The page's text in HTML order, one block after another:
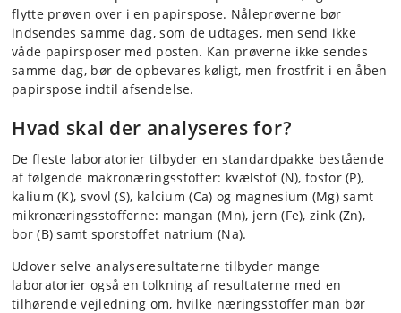
flytte prøven over i en papirspose. Nåleprøverne bør
indsendes samme dag, som de udtages, men send ikke
våde papirsposer med posten. Kan prøverne ikke sendes
samme dag, bør de opbevares køligt, men frostfrit i en åben
papirspose indtil afsendelse.
Hvad skal der analyseres for?
De fleste laboratorier tilbyder en standardpakke bestående
af følgende makronæringsstoffer: kvælstof (N), fosfor (P),
kalium (K), svovl (S), kalcium (Ca) og magnesium (Mg) samt
mikronæringsstofferne: mangan (Mn), jern (Fe), zink (Zn),
bor (B) samt sporstoffet natrium (Na).
Udover selve analyseresultaterne tilbyder mange
laboratorier også en tolkning af resultaterne med en
tilhørende vejledning om, hvilke næringsstoffer man bør